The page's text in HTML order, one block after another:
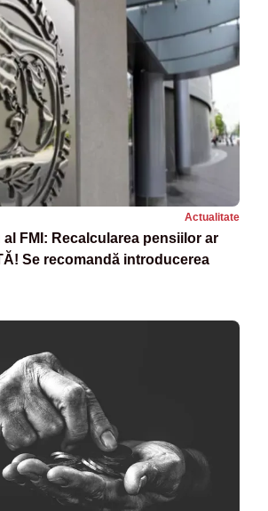
Actualitate
FMI: Recalcularea pensiilor ar
Se recomandă introducerea